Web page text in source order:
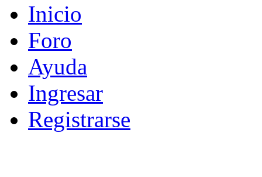
Inicio
Foro
Ayuda
Ingresar
Registrarse